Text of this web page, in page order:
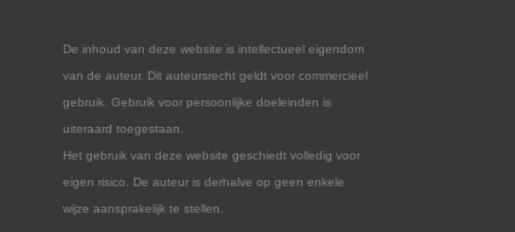
De inhoud van deze website is intellectueel eigendom
van de auteur. Dit auteursrecht geldt voor commercieel
gebruik. Gebruik voor persoonlijke doeleinden is
uiteraard toegestaan.
Het gebruik van deze website geschiedt volledig voor
eigen risico. De auteur is derhalve op geen enkele
wijze aansprakelijk te stellen.